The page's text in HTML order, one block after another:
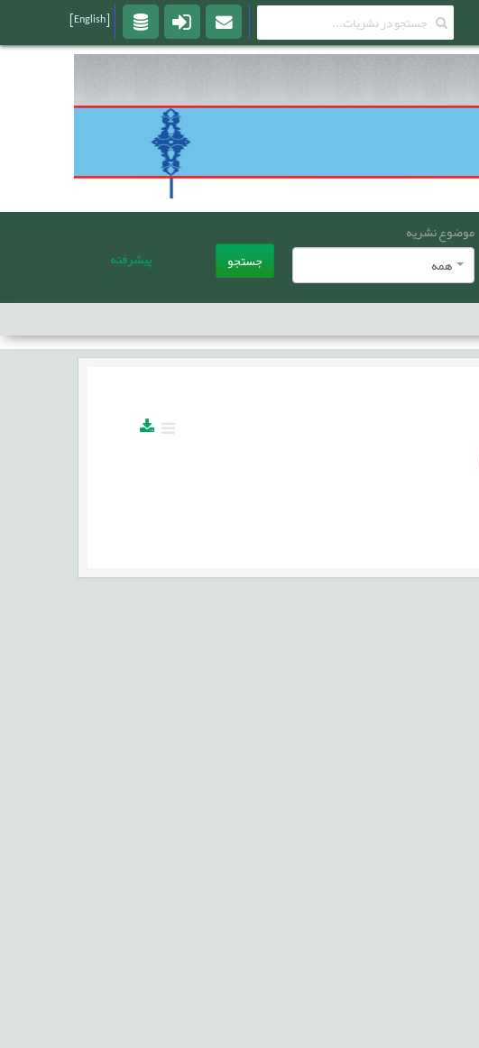
موضوع نشریه
همه
جستجو پیشرفته
[English]